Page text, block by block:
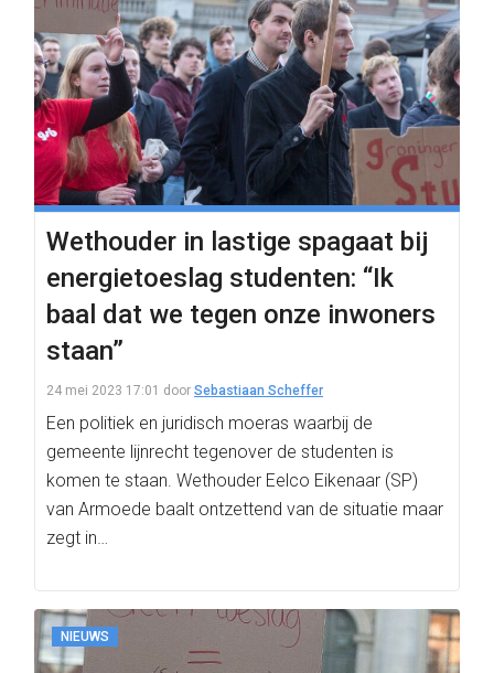
Wethouder in lastige spagaat bij
energietoeslag studenten: “Ik
baal dat we tegen onze inwoners
staan”
24 mei 2023 17:01 door Sebastiaan Scheffer
Een politiek en juridisch moeras waarbij de
gemeente lijnrecht tegenover de studenten is
komen te staan. Wethouder Eelco Eikenaar (SP)
van Armoede baalt ontzettend van de situatie maar
zegt in…
NIEUWS